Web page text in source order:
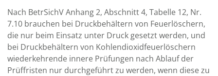
Nach BetrSichV Anhang 2, Abschnitt 4, Tabelle 12, Nr.
7.10 brauchen bei Druckbehältern von Feuerlöschern,
die nur beim Einsatz unter Druck gesetzt werden, und
bei Druckbehältern von Kohlendioxidfeuerlöschern
wiederkehrende innere Prüfungen nach Ablauf der
Prüffristen nur durchgeführt zu werden, wenn diese zu